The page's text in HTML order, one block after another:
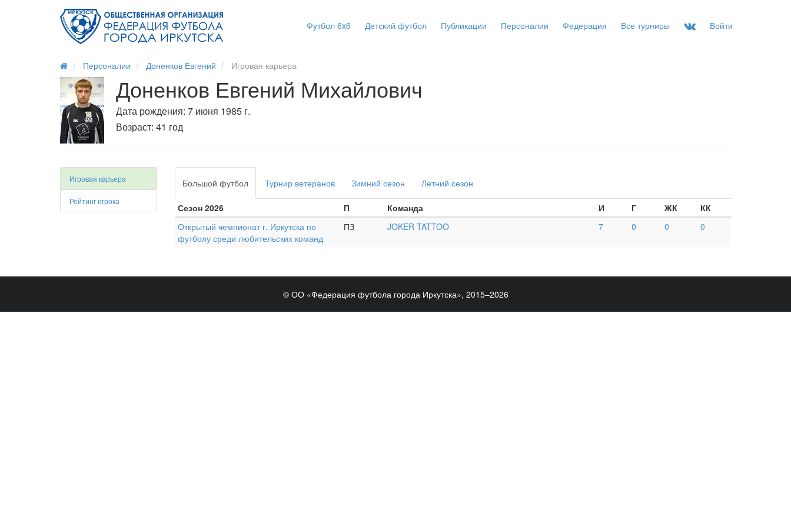
Футбол 6x6 Детский футбол Публикации Персоналии Федерация Все турниры Войти
Персоналии Доненков Евгений Игровая карьера
Доненков Евгений Михайлович
Дата рождения: 7 июня 1985 г.
Возраст: 41 год
Игровая карьера
Рейтинг игрока
Большой футбол Турнир ветеранов Зимний сезон Летний сезон
Сезон 2026 П Команда И Г ЖК
КК
Открытый чемпионат г. Иркутска по
футболу среди любительских команд
ПЗ JOKER TATTOO 7 0 0 0
© ОО «Федерация футбола города Иркутска», 2015–2026